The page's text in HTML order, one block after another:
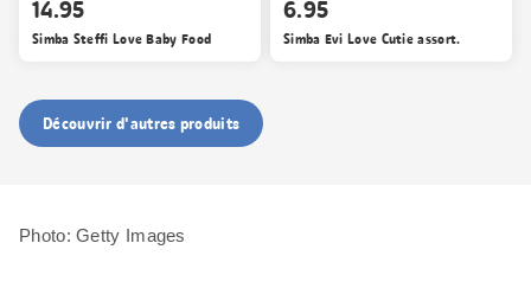
14.95
Simba Steffi Love Baby Food
6.95
Simba Evi Love Cutie assort.
Découvrir d'autres produits
Photo: Getty Images